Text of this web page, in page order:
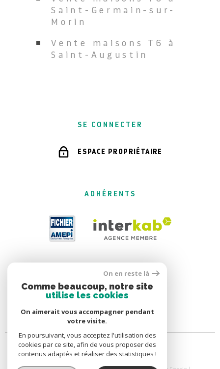
Saint-Germain-sur-
Morin
Vente maisons T6 à
Saint-Augustin
SE CONNECTER
ESPACE PROPRIÉTAIRE
ADHÉRENTS
On en reste là
Comme beaucoup, notre site
utilise les cookies
On aimerait vous accompagner pendant
votre visite.
En poursuivant, vous acceptez l'utilisation des
cookies par ce site, afin de vous proposer des
contenus adaptés et réaliser des statistiques !